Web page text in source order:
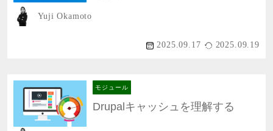
Yuji Okamoto
2025.09.17 2025.09.19
モジュール
Drupalキャッシュを理解する